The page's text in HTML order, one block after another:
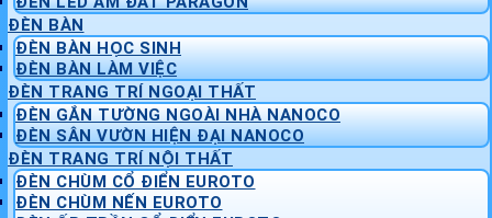
ĐÈN BÀN
ĐÈN BÀN HỌC SINH
ĐÈN BÀN LÀM VIỆC
ĐÈN TRANG TRÍ NGOẠI THẤT
ĐÈN GẮN TƯỜNG NGOÀI NHÀ NANOCO
ĐÈN SÂN VƯỜN HIỆN ĐẠI NANOCO
ĐÈN TRANG TRÍ NỘI THẤT
ĐÈN CHÙM CỔ ĐIỂN EUROTO
ĐÈN CHÙM NẾN EUROTO